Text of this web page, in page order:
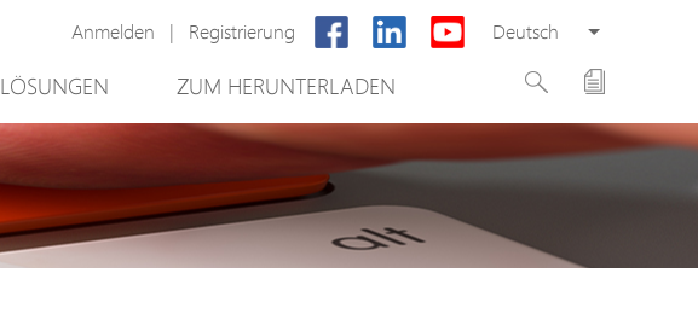
Anmelden | Registrierung Deutsch
LÖSUNGEN
Bergbau
Videoüberwachung
Zugriffskontrollsystem
90W bt PoE
ZUM HERUNTERLADEN
Neues Produkt
PoE Switch
EPoX Serie
PoE Extender